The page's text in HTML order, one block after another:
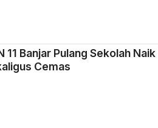
Banjar Pulang Sekolah Naik
Cemas